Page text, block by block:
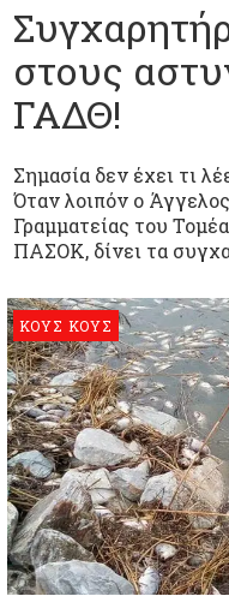
στους
ΓΑΔΘ!
Σημασία δεν έχει τι
Όταν λοιπόν ο
Γραμματείας του
ΠΑΣΟΚ, δίνει τα
ΚΟΥΣ ΚΟΥΣ